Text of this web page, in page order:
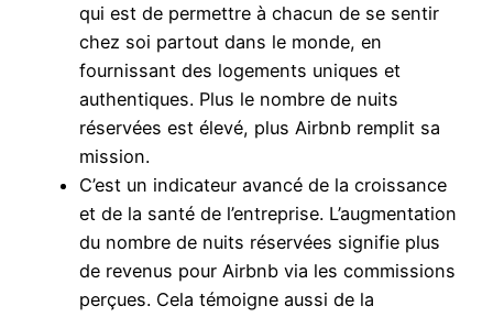
qui est de permettre à chacun de se sentir
chez soi partout dans le monde, en
fournissant des logements uniques et
authentiques. Plus le nombre de nuits
réservées est élevé, plus Airbnb remplit sa
mission.
C’est un indicateur avancé de la croissance
et de la santé de l’entreprise. L’augmentation
du nombre de nuits réservées signifie plus
de revenus pour Airbnb via les commissions
perçues. Cela témoigne aussi de la